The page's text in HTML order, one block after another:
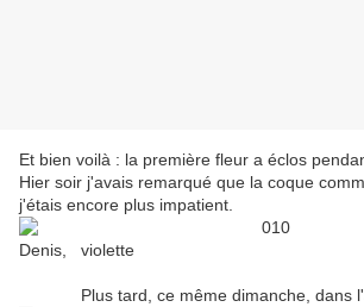
Et bien voilà : la première fleur a éclos
Hier soir j'avais remarqué que la coque
j'étais encore plus impatient.
Denis, violette
Plus tard, ce même dimanche, dans